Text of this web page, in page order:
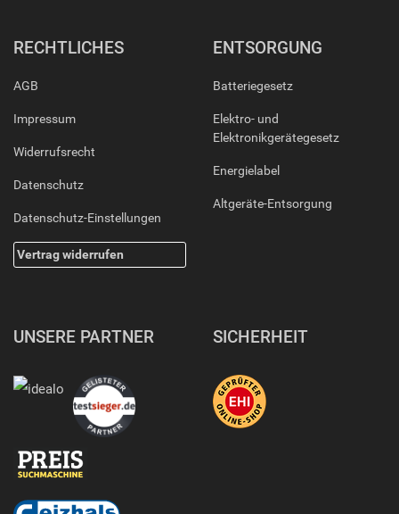
RECHTLICHES
AGB
Impressum
Widerrufsrecht
Datenschutz
Datenschutz-Einstellungen
Vertrag widerrufen
ENTSORGUNG
Batteriegesetz
Elektro- und
Elektronikgerätegesetz
Energielabel
Altgeräte-Entsorgung
UNSERE PARTNER SICHERHEIT